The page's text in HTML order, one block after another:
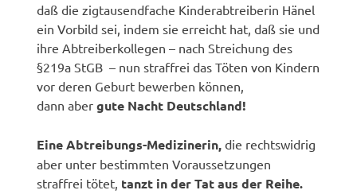
daß die zigtausendfache Kinderabtreiberin Hänel
ein Vorbild sei, indem sie erreicht hat, daß sie und
ihre Abtreiberkollegen – nach Streichung des
§219a StGB – nun straffrei das Töten von Kindern
vor deren Geburt bewerben können,
dann abergute Nacht Deutschland!
Eine Abtreibungs-Medizinerin, die rechtswidrig
aber unter bestimmten Voraussetzungen
straffrei tötet, tanzt in der Tat aus der Reihe.